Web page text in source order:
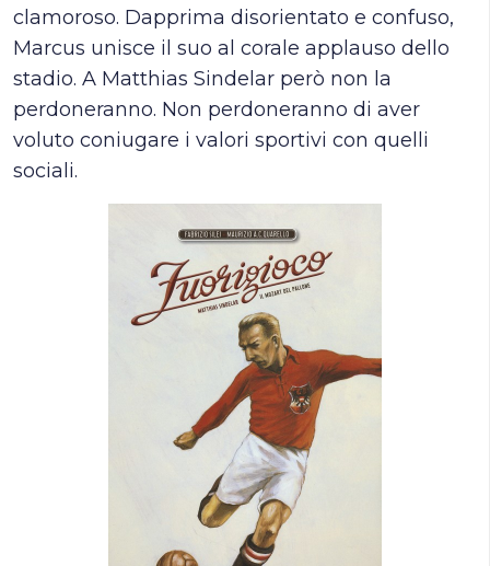
clamoroso. Dapprima disorientato e confuso,
Marcus unisce il suo al corale applauso dello
stadio. A Matthias Sindelar però non la
perdoneranno. Non perdoneranno di aver
voluto coniugare i valori sportivi con quelli
sociali.